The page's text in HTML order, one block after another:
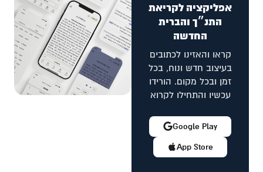
אפליקציה לקריאת
התנ״ך והברית
החדשה
קראו והאזינו לכתובים
בעיצוב חדש ונוח, בכל
זמן ובכל מקום. הורידו
עכשיו והתחילו לקרוא
App Store
Google Play